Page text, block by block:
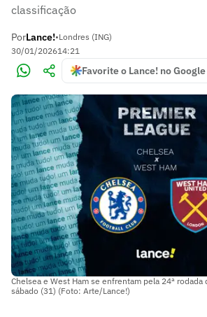
classificação
PorLance!•Londres (ING)
30/01/202614:21
Favorite o Lance! no Google
Chelsea e West Ham se enfrentam pela 24ª rodada
sábado (31) (Foto: Arte/Lance!)